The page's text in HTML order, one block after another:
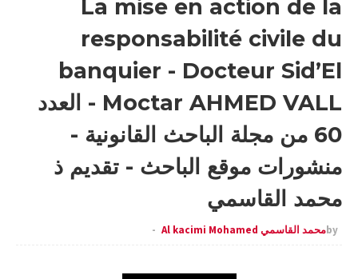
La mise en action de la
responsabilité civile du
banquier - Docteur Sid’El
Moctar AHMED VALL - العدد
60 من مجلة الباحث القانونية -
منشورات موقع الباحث - تقديم ذ
محمد القاسمي
byمحمد القاسمي Al kacimi Mohamed